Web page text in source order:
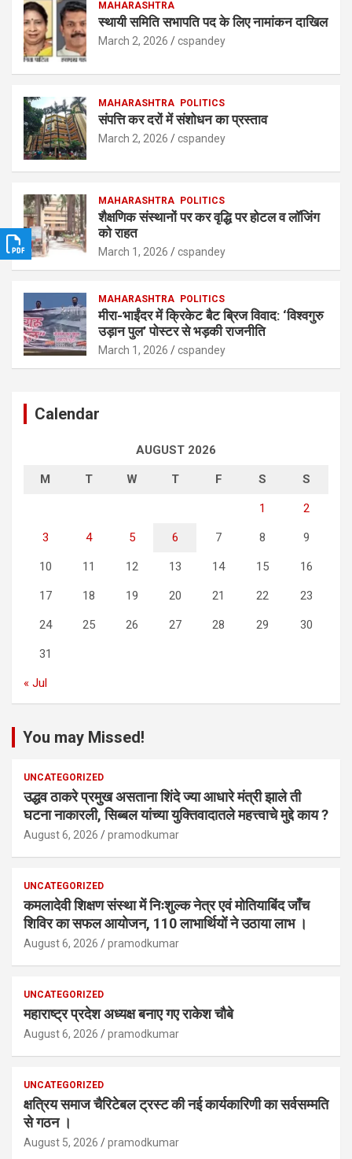
s
A
p
p
b
o
o
k
dI
n
e
MAHARASHTRA
स्थायी समिति सभापति पद के लिए नामांकन दाखिल
March 2, 2026 cspandey
MAHARASHTRA POLITICS
संपत्ति कर दरों में संशोधन का प्रस्ताव
March 2, 2026 cspandey
MAHARASHTRA POLITICS
शैक्षणिक संस्थानों पर कर वृद्धि पर होटल व लॉजिंग
को राहत
March 1, 2026 cspandey
MAHARASHTRA POLITICS
मीरा-भाईंदर में क्रिकेट बैट ब्रिज विवाद: ‘विश्वगुरु
उड़ान पुल’ पोस्टर से भड़की राजनीति
March 1, 2026 cspandey
Calendar
AUGUST 2026
M T W T F S S
1 2
3 4 5 6 7 8 9
10 11 12 13 14 15 16
17 18 19 20 21 22 23
24 25 26 27 28 29 30
31
« Jul
You may Missed!
UNCATEGORIZED
उद्धव ठाकरे प्रमुख असताना शिंदे ज्या आधारे मंत्री झाले ती
घटना नाकारली, सिब्बल यांच्या युक्तिवादातले महत्त्वाचे मुद्दे काय ?
August 6, 2026 pramodkumar
UNCATEGORIZED
कमलादेवी शिक्षण संस्था में निःशुल्क नेत्र एवं मोतियाबिंद जाँच
शिविर का सफल आयोजन, 110 लाभार्थियों ने उठाया लाभ ।
August 6, 2026 pramodkumar
UNCATEGORIZED
महाराष्ट्र प्रदेश अध्यक्ष बनाए गए राकेश चौबे
August 6, 2026 pramodkumar
UNCATEGORIZED
क्षत्रिय समाज चैरिटेबल ट्रस्ट की नई कार्यकारिणी का सर्वसम्मति
से गठन ।
August 5, 2026 pramodkumar